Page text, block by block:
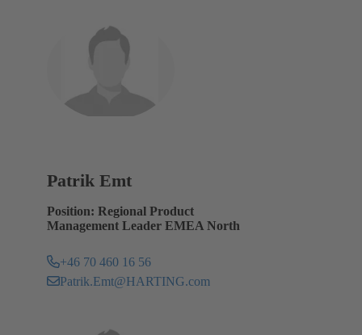
Patrik Emt
Position: Regional Product
Management Leader EMEA North
+46 70 460 16 56
Patrik.Emt@HARTING.com